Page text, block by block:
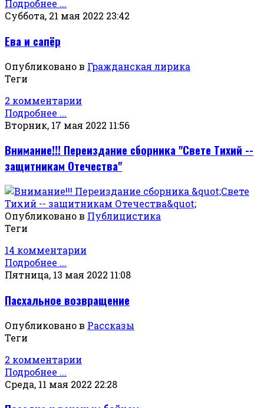
Подробнее ...
Суббота, 21 мая 2022 23:42
Ева и сапёр
Опубликовано в Гражданская лирика
Теги
2 комментарии
Подробнее ...
Вторник, 17 мая 2022 11:56
Внимание!!! Переиздание сборника "Свете Тихий --
защитникам Отечества"
Опубликовано в Публицистика
Теги
14 комментарии
Подробнее ...
Пятница, 13 мая 2022 11:08
Пасхальное возвращение
Опубликовано в Рассказы
Теги
2 комментарии
Подробнее ...
Среда, 11 мая 2022 22:28